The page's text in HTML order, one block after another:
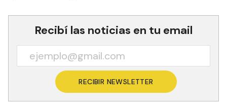
Recibí las noticias en tu email
RECIBIR NEWSLETTER